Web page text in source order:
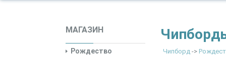
МАГАЗИН
Рождество
Чипборд->